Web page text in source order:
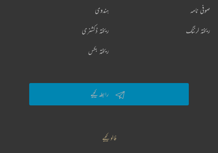
ہندوی صوفی نامہ
ریختہ ڈکشنری ریختہ لرننگ
ریختہ بکس
رابطہ کیجیے
فالو کیجیے